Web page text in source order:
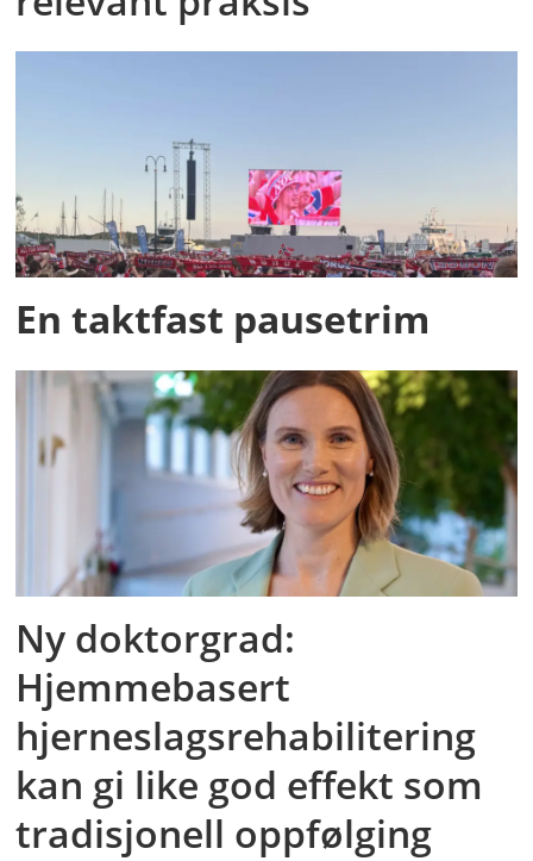
En taktfast pausetrim
Ny doktorgrad:
Hjemmebasert
hjerneslagsrehabilitering
kan gi like god effekt som
tradisjonell oppfølging